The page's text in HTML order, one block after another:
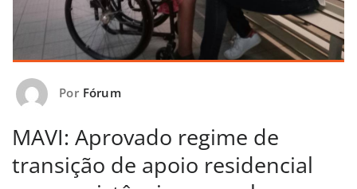
Por Fórum
MAVI: Aprovado regime de
transição de apoio residencial